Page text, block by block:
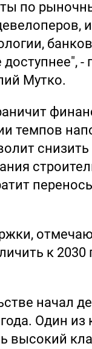
по
-
Мутко.
темпов
к 2030
начал
Один
высокий